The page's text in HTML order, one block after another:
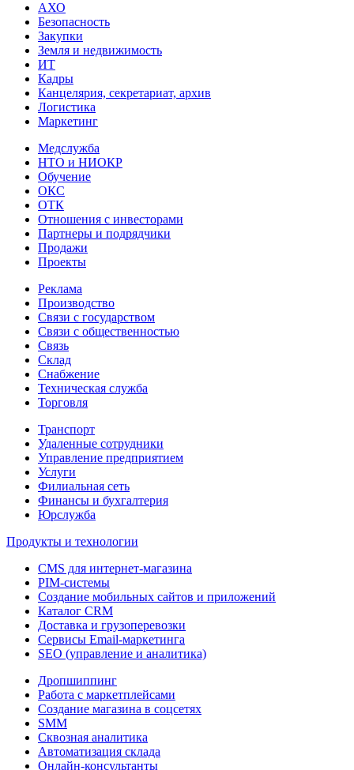
АХО
Безопасность
Закупки
Земля и недвижимость
ИТ
Кадры
Канцелярия, секретариат, архив
Логистика
Маркетинг
Медслужба
НТО и НИОКР
Обучение
ОКС
ОТК
Отношения с инвесторами
Партнеры и подрядчики
Продажи
Проекты
Реклама
Производство
Связи с государством
Связи с общественностью
Связь
Склад
Снабжение
Техническая служба
Торговля
Транспорт
Удаленные сотрудники
Управление предприятием
Услуги
Филиальная сеть
Финансы и бухгалтерия
Юрслужба
Продукты и технологии
CMS для интернет-магазина
PIM-системы
Создание мобильных сайтов и приложений
Каталог CRM
Доставка и грузоперевозки
Сервисы Email-маркетинга
SEO (управление и аналитика)
Дропшиппинг
Работа с маркетплейсами
Создание магазина в соцсетях
SMM
Сквозная аналитика
Автоматизация склада
Онлайн-консультанты